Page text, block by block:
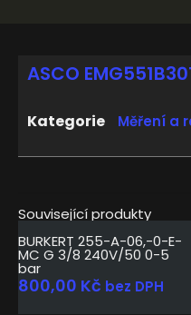
Související produkty
BURKERT 255-A-06,-0-E-
MC G 3/8 240V/50 0-5
bar
800,00 Kč bez DPH
ASCO
Kategorie Měření a